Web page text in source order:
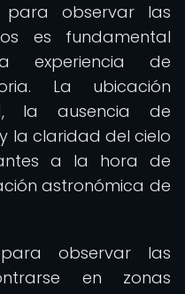
observar las
es fundamental
experiencia de
La ubicación
la ausencia de
la claridad del cielo
a la hora de
astronómica de
observar las
en zonas